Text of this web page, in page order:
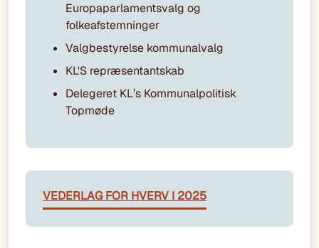
Europaparlamentsvalg og
folkeafstemninger
Valgbestyrelse kommunalvalg
KL'S repræsentantskab
Delegeret KL’s Kommunalpolitisk
Topmøde
VEDERLAG FOR HVERV I 2025